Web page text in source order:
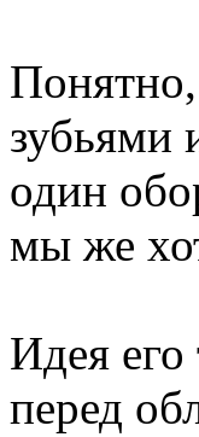
зубьями
один
мы же
Идея его
перед